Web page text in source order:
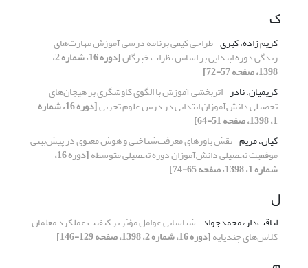
ک
کریم زاده، کبری طراحی کیفی برنامه درسی آموزش مهارت‌های
زندگی دوره ابتدایی بر اساس نظرات خبرگان [دوره 16، شماره 2،
1398، صفحه 57-72]
کریمیان، نادر اثربخشی آموزش با الگوی کاوشگری بر هیجان‌های
تحصیلی دانش‌آموزان ابتدایی در درس علوم تجربی [دوره 16، شماره
1، 1398، صفحه 51-64]
کیان، مریم نقش باورهای معرفت‌شناختی و هوش معنوی در پیش‌بینی
موفقیت تحصیلی دانش‌آموزان دوره تحصیلی متوسطه [دوره 16،
شماره 1، 1398، صفحه 65-74]
ل
لیاقت‌دار، محمدجواد شناسایی عوامل مؤثر بر کیفیت عملکرد معلمان
کلاس‌های چندپایه[دوره 16، شماره 2، 1398، صفحه 129-146]